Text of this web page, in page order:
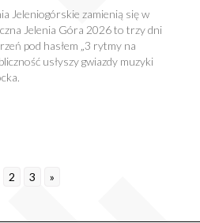
Jeleniogórskie zamienią się w
Jelenia Góra 2026 to trzy dni
pod hasłem „3 rytmy na
usłyszy gwiazdy muzyki
2 3 »